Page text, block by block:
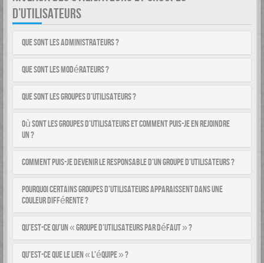
D’UTILISATEURS
Que sont les administrateurs ?
Que sont les modérateurs ?
Que sont les groupes d’utilisateurs ?
Où sont les groupes d’utilisateurs et comment puis-je en rejoindre
un ?
Comment puis-je devenir le responsable d’un groupe d’utilisateurs ?
Pourquoi certains groupes d’utilisateurs apparaissent dans une
couleur différente ?
Qu’est-ce qu’un « groupe d’utilisateurs par défaut » ?
Qu’est-ce que le lien « L’équipe » ?